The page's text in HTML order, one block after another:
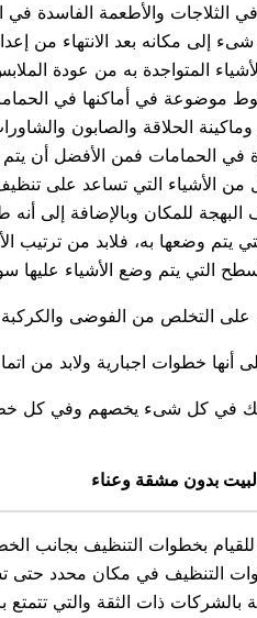
الثلاجات والأطعمة الفاسدة في
إلى مكانه بعد الانتهاء من
المتواجدة به من عودة
موضوعة في أماكنها في
الحلاقة والصابون
في الحمامات فمن الأفضل أن يتم
من الأشياء التي تساعد على
للمكان وبالإضافة إلى
يتم وضعها به، فلابد من ترتيب
التي يتم وضع الأشياء
على التخلص من الفوضى
أنها خطوات اجبارية ولابد
في كل شىء يخصهم وفي كل
بدون مشقة وعناء
للقيام بخطوات التنظيف بجانب
التنظيف في مكان محدد حتى
ذات الثقة والتي تتمتع